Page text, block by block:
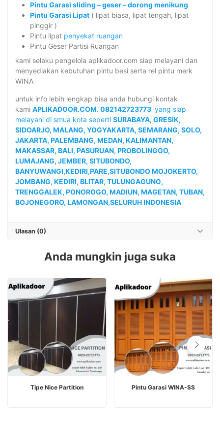
Pintu Garasi sliding – geser – dorong menikung
Pintu Garasi Lipat ( lipat biasa, lipat tengah, lipat
pinggir )
Pintu lipat penyekat ruangan
Pintu Geser Partisi Ruangan
kami selaku pengelola aplikadoor.com siap melayani dan
menyediakan kebutuhan pintu besi serta rel pintu merk
WINA
untuk info lebih lengkap bisa anda hubungi kontak
kami APLIKADOOR.COM. 082142723773 yang siap
melayani di smua kota seperti SURABAYA, GRESIK,
SIDOARJO, MALANG, YOGYAKARTA, SEMARANG, SOLO,
JAKARTA, PALEMBANG, MEDAN, KALIMANTAN,
MAKASSAR, BALI, PASURUAN, PROBOLINGGO,
LUMAJANG, JEMBER, SITUBONDO,
BANYUWANGI,KEDIRI,PARE,SITUBONDO MOJOKERTO,
JOMBANG, KEDIRI, BLITAR, TULUNGAGUNG,
TRENGGALEK, PONOROGO, MADIUN, MAGETAN, TUBAN,
BOJONEGORO, LAMONGAN,SELURUH INDONESIA
Ulasan (0)
Anda mungkin juga suka
BACA SELENGKAPNYA
Tipe Nice Partition BACA SELENGKAPNYA
Pintu Garasi WINA-SS